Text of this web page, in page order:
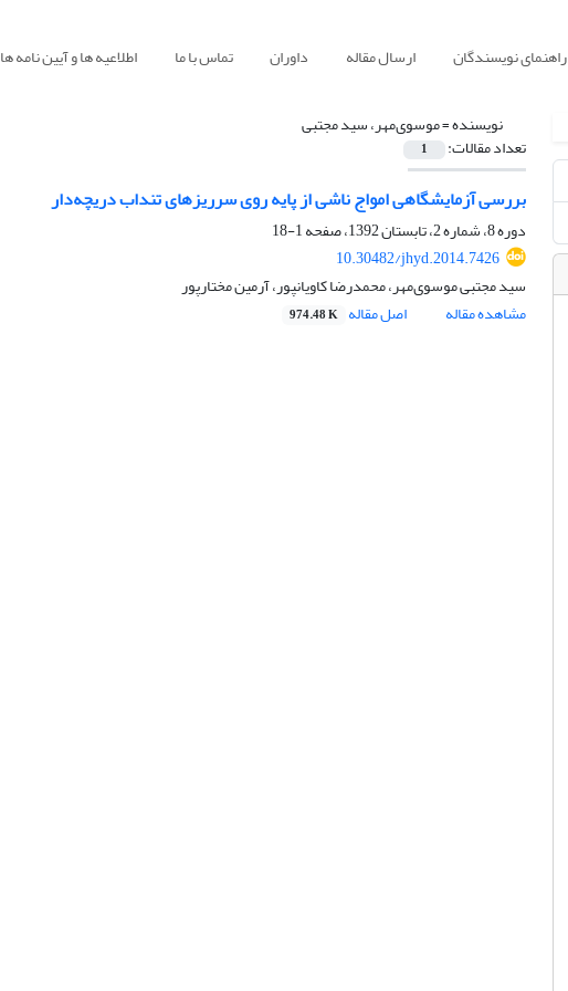
راهنمای نویسندگان ارسال مقاله داوران تماس با ما اطلاعیه ها و آیین نامه ها
نویسنده =موسوی‌مهر، سید مجتبی
تعداد مقالات: 1
بررسی آزمایشگاهی امواج ناشی از پایه روی سرریزهای تنداب دریچه‌دار
دوره 8، شماره 2، تابستان 1392، صفحه
1-18
10.30482/jhyd.2014.7426
سید مجتبی موسوی‌مهر، محمدرضا کاویانپور، آرمین مختارپور
مشاهده مقاله
اصل مقاله 974.48 K